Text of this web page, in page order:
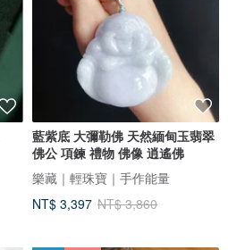
藍紫底 大彌勒佛 天然緬甸玉翡翠
佛公 項鍊 禮物 佛像 逍遙佛
樂藏｜輕珠寶｜手作能量
NT$ 3,397 NT$ 3,860